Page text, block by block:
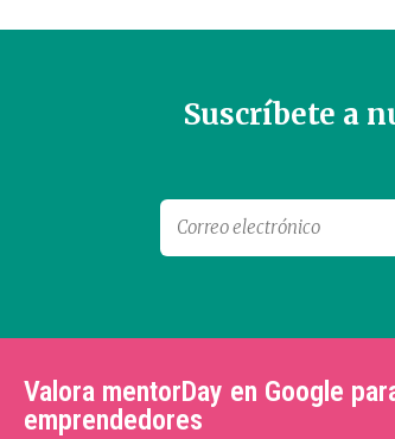
Suscríbete a
Valora mentorDay en Google
emprendedores